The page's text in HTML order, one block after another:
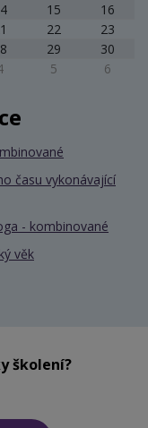
15
16
22
23
29
30
5 6
času vykonávající
- kombinované
věk
školení?